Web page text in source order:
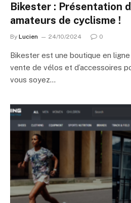
Bikester : Présentation
amateurs de cyclisme !
By Lucien 24/10/2024 0
Bikester est une boutique en
vente de vélos et d’accessoires
vous soyez…